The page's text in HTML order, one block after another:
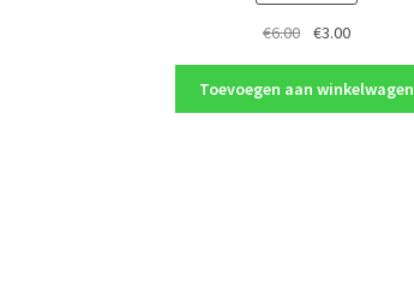
€6.00
Oorspronkelijke
was:
€6.00.
€3.00Huidige
is:
€3.00.
Toevoegen aan winkelwagen